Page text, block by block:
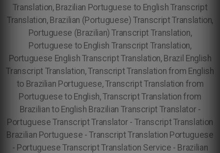
Translation, Brazilian Portuguese to English Transcript
Translation, Brazilian (Portuguese) Transcript Translation,
Portuguese (Brazilian) Transcript Translation,
Portuguese to English Transcript Translation,
Portuguese English Transcript Translation, Brazil English
Transcript Translation, Transcript Translation from English
to Brazilian Portuguese, Transcript Translation from
Portuguese to English, Transcript Translation from
Brazilian to English Brazilian Transcript Translator -
Portuguese Transcript Translator - Transcript Translation
Brazilian Portuguese - Transcript Translation Portuguese
- Portuguese Transcript Translation Service - Brazilian